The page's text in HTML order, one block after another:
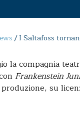
/I Saltafoss
la compagnia
Frankenstein
su